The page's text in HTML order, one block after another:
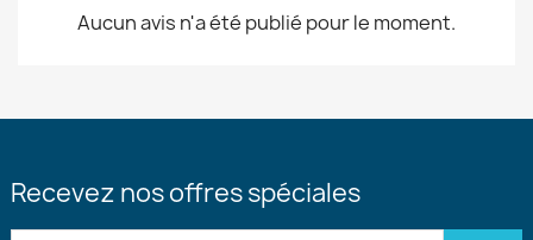
Aucun avis n'a été publié pour le moment.
Recevez nos offres spéciales